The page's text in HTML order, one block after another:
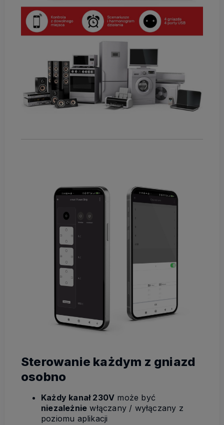
Sterowanie każdym z gniazd
osobno
Każdy kanał 230V może być
niezależnie włączany / wyłączany z
poziomu aplikacji